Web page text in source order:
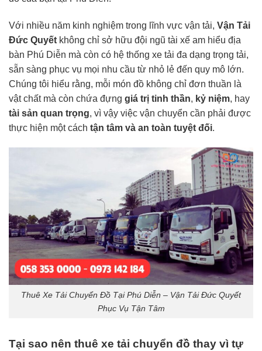
Với nhiều năm kinh nghiệm trong lĩnh vực vận tải, Vận Tải
Đức Quyết không chỉ sở hữu đội ngũ tài xế am hiểu địa
bàn Phú Diễn mà còn có hệ thống xe tải đa dạng trọng tải,
sẵn sàng phục vụ mọi nhu cầu từ nhỏ lẻ đến quy mô lớn.
Chúng tôi hiểu rằng, mỗi món đồ không chỉ đơn thuần là
vật chất mà còn chứa đựng giá trị tinh thần, kỷ niệm, hay
tài sản quan trọng, vì vậy việc vận chuyển cần phải được
thực hiện một cách tận tâm và an toàn tuyệt đối.
Thuê Xe Tải Chuyển Đồ Tại Phú Diễn – Vận Tải Đức Quyết
Phục Vụ Tận Tâm
Tại sao nên thuê xe tải chuyển đồ thay vì tự